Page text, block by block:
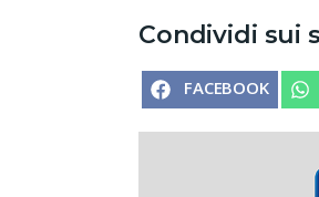
Condividi sui
SHARE ON
FACEBOOK